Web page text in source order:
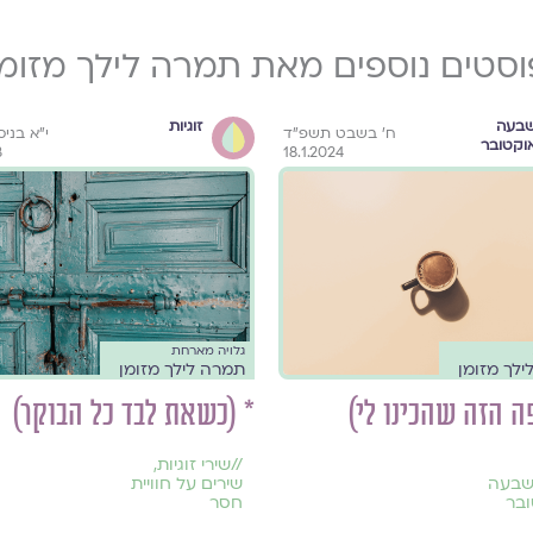
נוספים מאת תמרה לילך
ח׳ בשבט תשפ״ד
18.1.2024
מזומן
הזה שהכינו לי)
זוגיות
י״א
גלויה מארחת
תמרה לילך מזומן
* (כשאת לבד כל הבוקר)
//שירי זוגיות,
שירים על חוויית
חסר